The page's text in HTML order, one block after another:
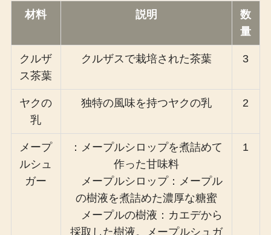
材料 説明
数
量
クルザ
ス茶葉
クルザスで栽培された茶葉 3
ヤクの
乳
独特の風味を持つヤクの乳 2
メープ
ルシュ
ガー
：メープルシロップを煮詰めて
作った甘味料
メープルシロップ：メープル
の樹液を煮詰めた濃厚な糖蜜
メープルの樹液：カエデから
採取した樹液。メープルシュガ
1